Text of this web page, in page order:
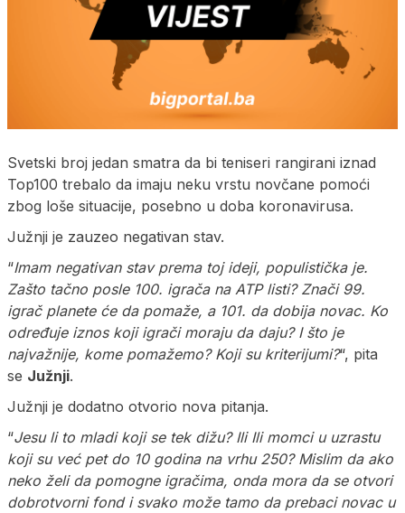
Svetski broj jedan smatra da bi teniseri rangirani iznad
Top100 trebalo da imaju neku vrstu novčane pomoći
zbog loše situacije, posebno u doba koronavirusa.
Južnji je zauzeo negativan stav.
“Imam negativan stav prema toj ideji, populistička je.
Zašto tačno posle 100. igrača na ATP listi? Znači 99.
igrač planete će da pomaže, a 101. da dobija novac. Ko
određuje iznos koji igrači moraju da daju? I što je
najvažnije, kome pomažemo? Koji su kriterijumi?“, pita
se Južnji.
Južnji je dodatno otvorio nova pitanja.
“Jesu li to mladi koji se tek dižu? Ili Ili momci u uzrastu
koji su već pet do 10 godina na vrhu 250? Mislim da ako
neko želi da pomogne igračima, onda mora da se otvori
dobrotvorni fond i svako može tamo da prebaci novac u